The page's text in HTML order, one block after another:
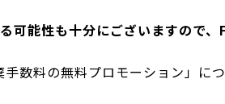
可能性も十分にございますので
数料の無料プロモーション」につ